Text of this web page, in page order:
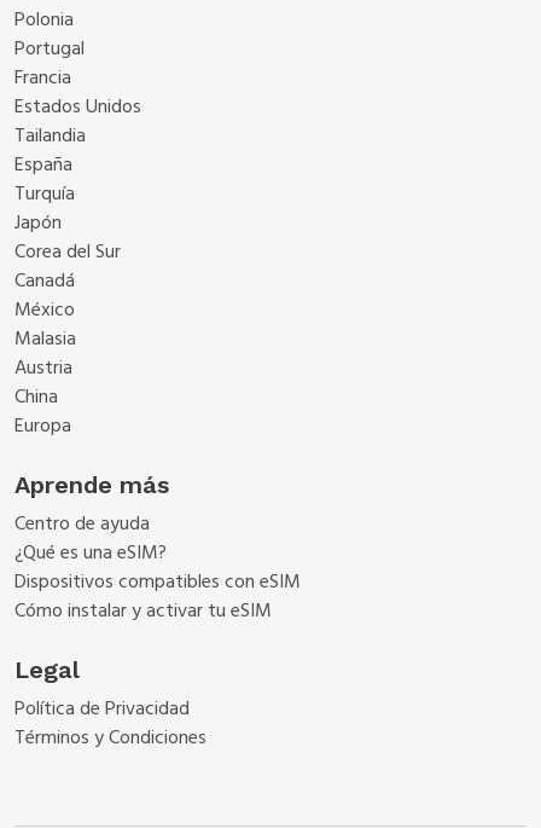
Polonia
Portugal
Francia
Estados Unidos
Tailandia
España
Turquía
Japón
Corea del Sur
Canadá
México
Malasia
Austria
China
Europa
Aprende más
Centro de ayuda
¿Qué es una eSIM?
Dispositivos compatibles con eSIM
Cómo instalar y activar tu eSIM
Legal
Política de Privacidad
Términos y Condiciones